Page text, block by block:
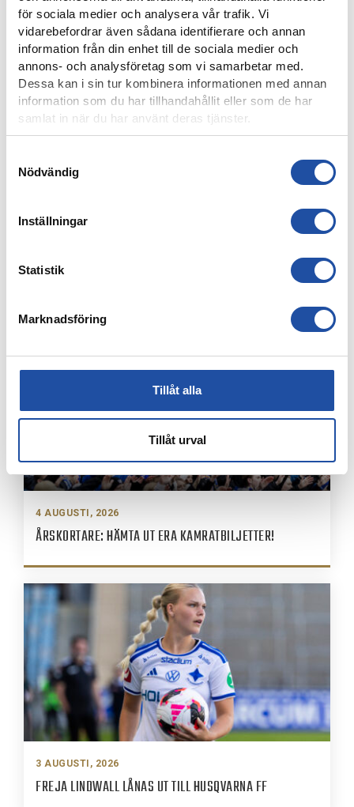
för sociala medier och analysera vår trafik. Vi
vidarebefordrar även sådana identifierare och annan
information från din enhet till de sociala medier och
annons- och analysföretag som vi samarbetar med.
Dessa kan i sin tur kombinera informationen med annan
information som du har tillhandahållit eller som de har
samlat in när du har använt deras tjänster.
Nödvändig
Inställningar
Statistik
Marknadsföring
Tillåt alla
Tillåt urval
PUBLIKINFORMATION: IFK NORRKÖPING-IK BRAGE
FARTFYLLD OCH TÄT MATCH I LIGACUPEN – KYLIAN
4 AUGUSTI, 2026
ÅRSKORTARE: HÄMTA UT ERA KAMRATBILJETTER!
3 AUGUSTI, 2026
FREJA LINDWALL LÅNAS UT TILL HUSQVARNA FF